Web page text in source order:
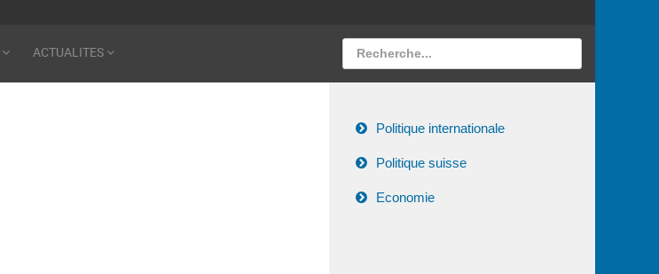
ACTUALITES
Politique internationale
Politique suisse
Economie